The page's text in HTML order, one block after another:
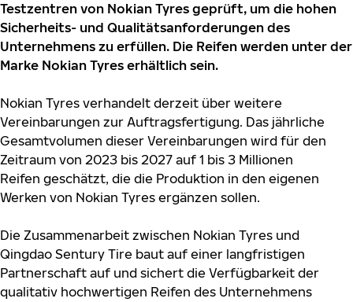
Testzentren von Nokian Tyres geprüft, um die hohen
Sicherheits- und Qualitätsanforderungen des
Unternehmens zu erfüllen. Die Reifen werden unter der
Marke Nokian Tyres erhältlich sein.
Nokian Tyres verhandelt derzeit über weitere
Vereinbarungen zur Auftragsfertigung. Das jährliche
Gesamtvolumen dieser Vereinbarungen wird für den
Zeitraum von 2023 bis 2027 auf 1 bis 3 Millionen
Reifen geschätzt, die die Produktion in den eigenen
Werken von Nokian Tyres ergänzen sollen.
Die Zusammenarbeit zwischen Nokian Tyres und
Qingdao Sentury Tire baut auf einer langfristigen
Partnerschaft auf und sichert die Verfügbarkeit der
qualitativ hochwertigen Reifen des Unternehmens